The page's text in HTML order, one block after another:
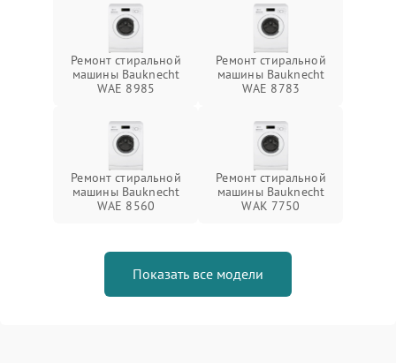
Ремонт стиральной
машины Bauknecht
WAE 8985
Ремонт стиральной
машины Bauknecht
WAE 8783
Ремонт стиральной
машины Bauknecht
WAE 8560
Ремонт стиральной
машины Bauknecht
WAK 7750
Показать все модели